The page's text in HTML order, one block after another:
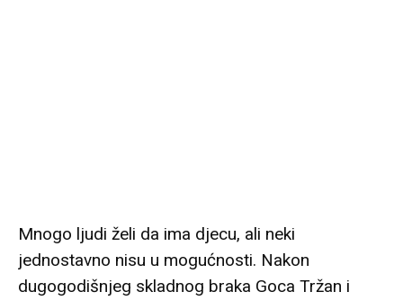
Mnogo ljudi želi da ima djecu, ali neki
jednostavno nisu u mogućnosti. Nakon
dugogodišnjeg skladnog braka Goca Tržan i